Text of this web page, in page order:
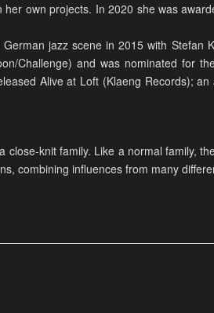
own projects. In 2020 she was
jazz scene in 2015 with Stefan
Challenge) and was nominated for
Alive at Loft (Klaeng Records);
knit family. Like a normal family,
combining influences from many